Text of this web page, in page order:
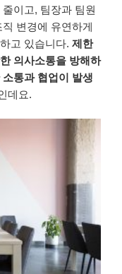
이고, 팀장과 팀원
변경에 유연하게
하고 있습니다. 제한
의사소통을 방해하
소통과 협업이 발생
데요.